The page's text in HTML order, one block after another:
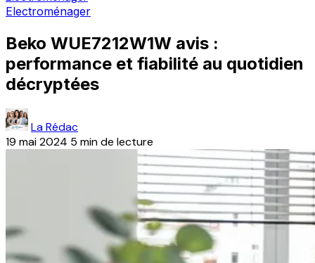
Electroménager
Beko WUE7212W1W avis :
performance et fiabilité au quotidien
décryptées
La Rédac
19 mai 2024 5 min de lecture